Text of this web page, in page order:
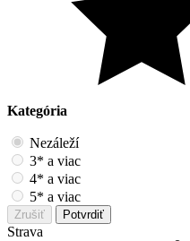
Kategória
Nezáleží
3* a viac
4* a viac
5* a viac
Zrušiť Potvrdiť
Strava